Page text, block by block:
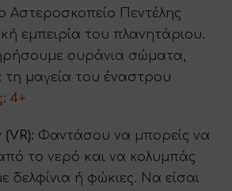
Αστεροσκοπείο Πεντέλης
εμπειρία του πλανητάριου.
ουράνια σώματα,
τη μαγεία του έναστρου
4+
Φαντάσου να μπορείς να
το νερό και να κολυμπάς
δελφίνια ή φώκιες. Να είσαι